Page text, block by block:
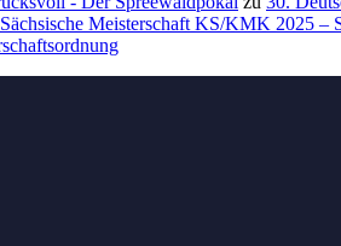
Meisterschaft KS/KMK 2025 –